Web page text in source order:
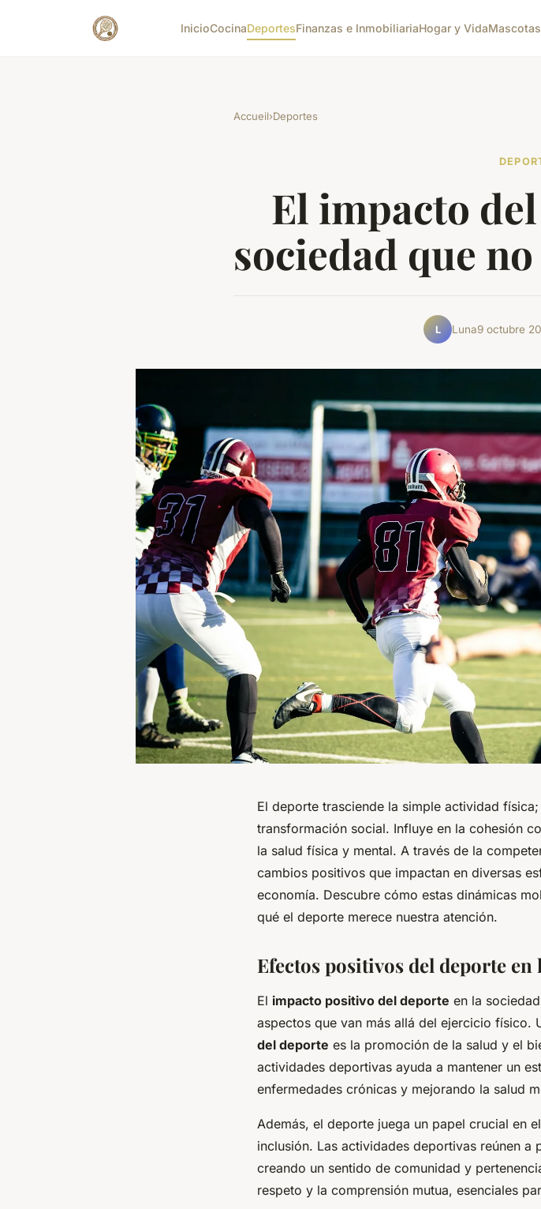
InicioCocinaDeportesFinanzas e InmobiliariaHogar y VidaMascotas
Accueil›Deportes
El impacto
sociedad que
L Luna9 octubre
El deporte trasciende la simple actividad
transformación social. Influye en la cohesión
la salud física y mental. A través de la
cambios positivos que impactan en diversas
economía. Descubre cómo estas dinámicas
qué el deporte merece nuestra atención.
Efectos positivos del deporte en
El impacto positivo del deporte en la
aspectos que van más allá del ejercicio físico.
del deporte es la promoción de la salud y el
actividades deportivas ayuda a mantener un
enfermedades crónicas y mejorando la salud
Además, el deporte juega un papel crucial en
inclusión. Las actividades deportivas reúnen a
creando un sentido de comunidad y
respeto y la comprensión mutua, esenciales